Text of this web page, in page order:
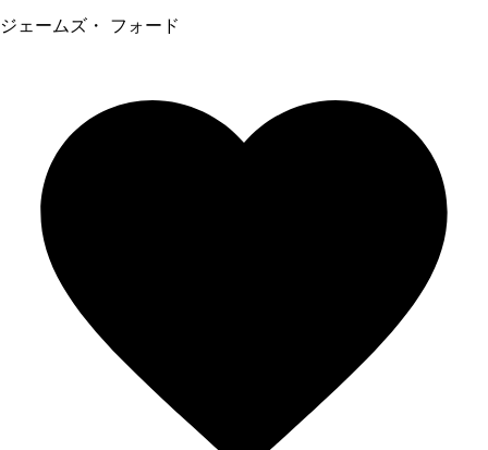
ジェームズ・ フォード